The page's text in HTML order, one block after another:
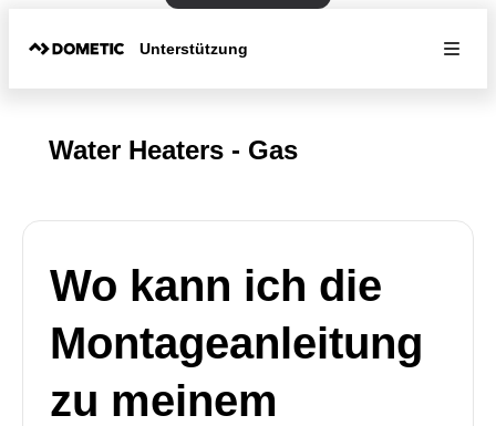
Unterstützung
Water Heaters - Gas
Wo kann ich die
Montageanleitung
zu meinem